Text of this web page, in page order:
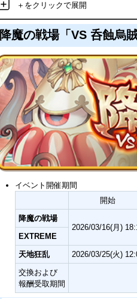
＋をクリックで展開
降魔の戦場「VS 呑蝕烏
イベント開催期間
開始
降魔の戦場
2026/03/16(月)
EXTREME
天地狂乱
2026/03/25(火)
交換および
報酬受取期間